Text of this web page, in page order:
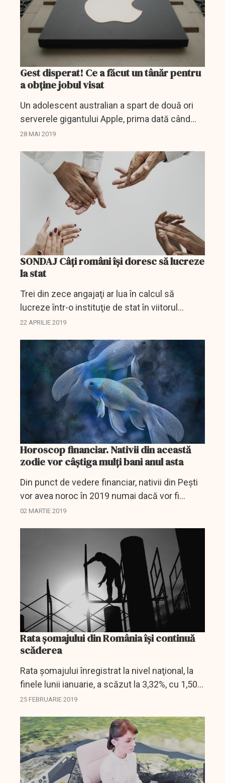
Gest disperat! Ce a făcut un tânăr pentru
a obține jobul visat
Un adolescent australian a spart de două ori
serverele gigantului Apple, prima dată când
avea numai 13 ani. Tânărul dorea să obțină un
dar,...
28 MAI 2019
SONDAJ Câți români își doresc să lucreze
la stat
Trei din zece angajaţi ar lua în calcul să
lucreze într-o instituţie de stat în viitorul
apropiat, dar cei mai mulţi dintre români (60%)
ce...
22 APRILIE 2019
Horoscop financiar. Nativii din această
zodie vor câştiga mulţi bani anul asta
Din punct de vedere financiar, nativii din Pești
vor avea noroc în 2019 numai dacă vor fi
cinstiți, sinceri și vor munci, renunțând să
02 MARTIE 2019
Rata șomajului din România își continuă
scăderea
Rata şomajului înregistrat la nivel naţional, la
finele lunii ianuarie, a scăzut la 3,32%, cu 1,50
puncte procentuale sub valoarea înregistrată
datele...
25 FEBRUARIE 2019